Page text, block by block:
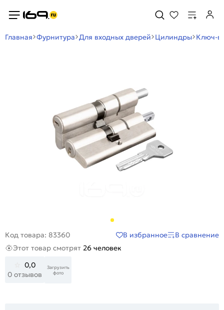
Главная Фурнитура Для входных дверей Цилиндры Ключ-
Код товара: 83360 В избранное
В сравнение
Этот товар смотрят 26 человек
0,0
0 отзывов
Загрузить
фото